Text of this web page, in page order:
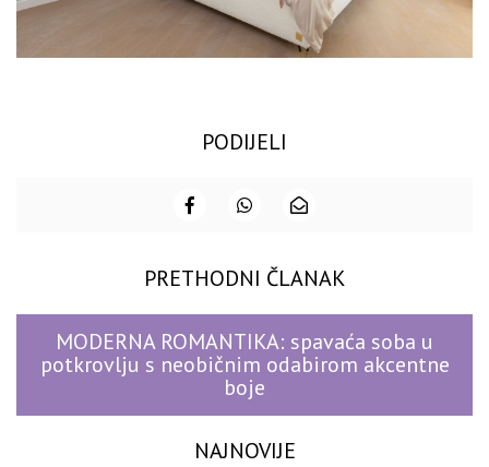
PODIJELI
PRETHODNI ČLANAK
MODERNA ROMANTIKA: spavaća soba u
potkrovlju s neobičnim odabirom akcentne
boje
NAJNOVIJE